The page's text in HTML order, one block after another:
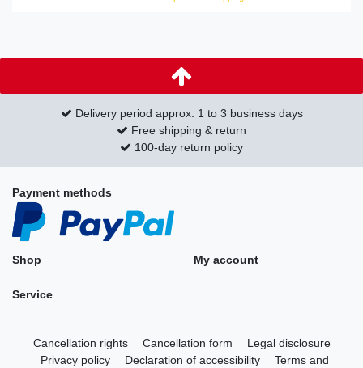
Delivery period approx. 1 to 3 business days
Free shipping & return
100-day return policy
Payment methods
Shop My account
Service
Cancellation rights Cancellation form
Legal disclosure
Privacy policy
Declaration of accessibility Terms and